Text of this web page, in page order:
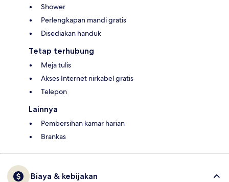
Shower
Perlengkapan mandi gratis
Disediakan handuk
Tetap terhubung
Meja tulis
Akses Internet nirkabel gratis
Telepon
Lainnya
Pembersihan kamar harian
Brankas
Biaya & kebijakan